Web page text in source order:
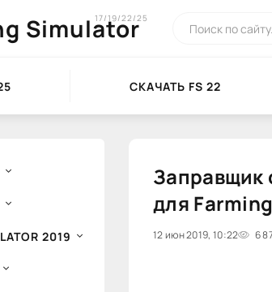
Simulator
17/19/22/25
СКАЧАТЬ FS 22
2019
Заправщик
для
12 июн 2019, 10:22 6
1 2 3 4